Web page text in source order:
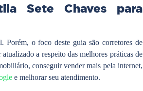
Sete Chaves para
Porém, o foco deste guia são corretores de
a respeito das melhores práticas de
conseguir vender mais pela internet,
e melhorar seu atendimento.